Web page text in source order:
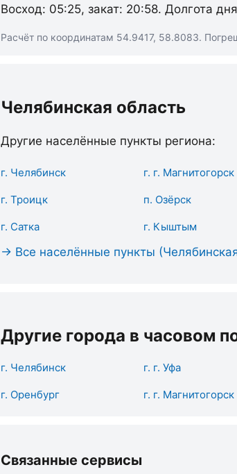
Восход: 05:25, закат: 20:58. Долгота
Расчёт по координатам 54.9417, 58.8083.
Челябинская область
Другие населённые пункты региона:
г. Челябинск г. г. Магнитогорск
г. Троицк п. Озёрск
г. Сатка г. Кыштым
→ Все населённые пункты
Другие города в часовом
г. Челябинск г. г. Уфа
г. Оренбург г. г. Магнитогорск
Связанные сервисы